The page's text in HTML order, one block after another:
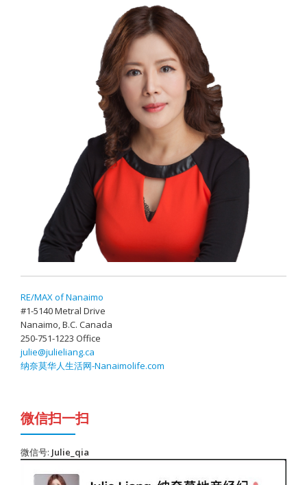
RE/MAX of Nanaimo
#1-5140 Metral Drive
Nanaimo, B.C. Canada
250-751-1223 Office
julie@julieliang.ca
纳奈莫华人生活网-Nanaimolife.com
微信扫一扫
微信号: Julie_qia